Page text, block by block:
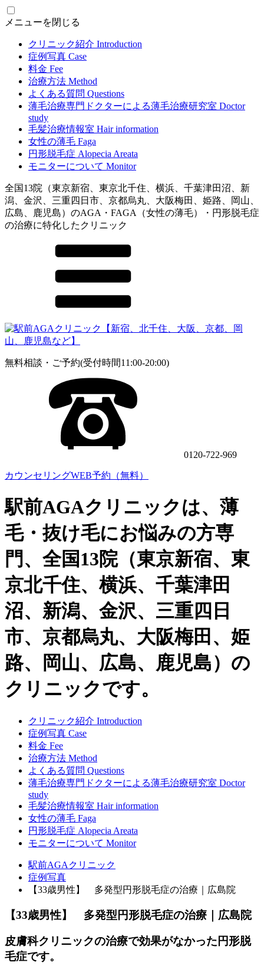
メニューを閉じる
クリニック紹介 Introduction
症例写真 Case
料金 Fee
治療方法 Method
よくある質問 Questions
薄毛治療専門ドクターによる薄毛治療研究室 Doctor
study
毛髪治療情報室 Hair information
女性の薄毛 Faga
円形脱毛症 Alopecia Areata
モニターについて Monitor
全国13院（東京新宿、東京北千住、横浜、千葉津田沼、新
潟、金沢、三重四日市、京都烏丸、大阪梅田、姫路、岡山、
広島、鹿児島）のAGA・FAGA（女性の薄毛）・円形脱毛症
の治療に特化したクリニック
無料相談・ご予約(受付時間11:00-20:00)
0120-722-969
カウンセリングWEB予約（無料）
駅前AGAクリニックは、薄
毛・抜け毛にお悩みの方専
門、全国13院（東京新宿、東
京北千住、横浜、千葉津田
沼、新潟、金沢、三重四日
市、京都烏丸、大阪梅田、姫
路、岡山、広島、鹿児島）の
クリニックです。
クリニック紹介 Introduction
症例写真 Case
料金 Fee
治療方法 Method
よくある質問 Questions
薄毛治療専門ドクターによる薄毛治療研究室 Doctor
study
毛髪治療情報室 Hair information
女性の薄毛 Faga
円形脱毛症 Alopecia Areata
モニターについて Monitor
駅前AGAクリニック
症例写真
【33歳男性】 多発型円形脱毛症の治療｜広島院
【33歳男性】 多発型円形脱毛症の治療｜広島院
皮膚科クリニックの治療で効果がなかった円形脱
毛症です。